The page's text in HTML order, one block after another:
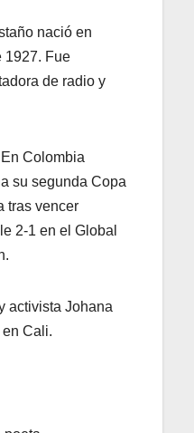
nació en
1927. Fue
de radio y
Colombia
su segunda Copa
tras vencer
2-1 en el Global
activista Johana
Cali.